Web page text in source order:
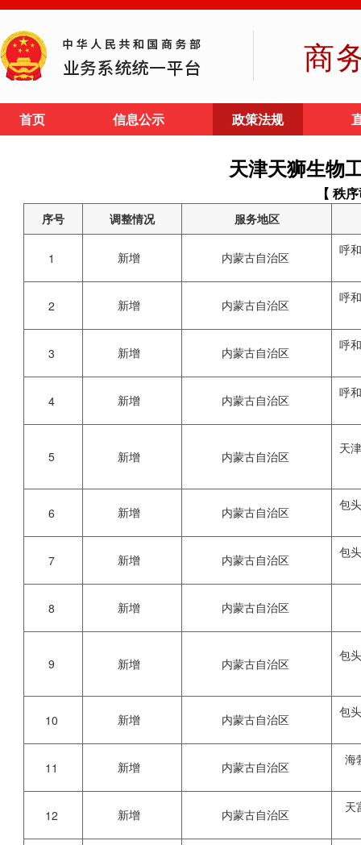
商
首页 信息公示 政策法规
天津天狮生物
【 秩
序号 调整情况 服务地区
1 新增 内蒙古自治区 呼
2 新增 内蒙古自治区 呼
3 新增 内蒙古自治区 呼
4 新增 内蒙古自治区 呼
5 新增 内蒙古自治区
天
6 新增 内蒙古自治区 包
7 新增 内蒙古自治区 包
8 新增 内蒙古自治区
9 新增 内蒙古自治区
包
10 新增 内蒙古自治区 包
11 新增 内蒙古自治区 海
12 新增 内蒙古自治区 天